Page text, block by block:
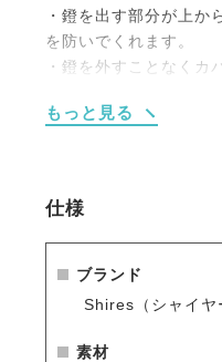
・鐙を出す部分が上か
を防いでくれます。
・鐙を外すことなくカ
もっと見る
仕様
ブランド
Shires（シャイヤ
素材